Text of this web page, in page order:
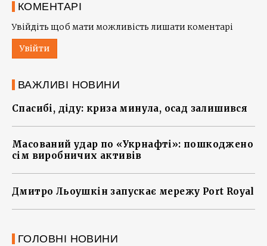
КОМЕНТАРІ
Увійдіть щоб мати можливість лишати коментарі
Увійти
ВАЖЛИВІ НОВИНИ
Спасибі, діду: криза минула, осад залишився
Масований удар по «Укрнафті»: пошкоджено
сім виробничих активів
Дмитро Льоушкін запускає мережу Port Royal
ГОЛОВНІ НОВИНИ